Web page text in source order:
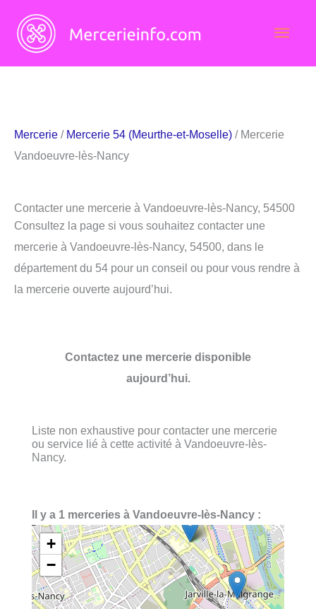
contenu
Mercerie / Mercerie 54 (Meurthe-et-Moselle) / Mercerie
Vandoeuvre-lès-Nancy
Contacter une mercerie à Vandoeuvre-lès-Nancy, 54500
Consultez la page si vous souhaitez contacter une
mercerie à Vandoeuvre-lès-Nancy, 54500, dans le
département du 54 pour un conseil ou pour vous rendre à
la mercerie ouverte aujourd’hui.
Contactez une mercerie disponible
aujourd’hui.
Liste non exhaustive pour contacter une mercerie
ou service lié à cette activité à Vandoeuvre-lès-
Nancy.
Il y a 1 merceries à Vandoeuvre-lès-Nancy :
+
−